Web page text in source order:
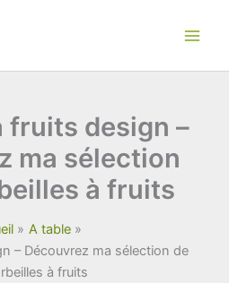
fruits design –
ma sélection
à fruits
A table
– Découvrez ma sélection de
à fruits